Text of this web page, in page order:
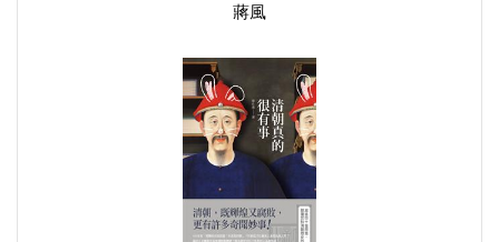
蔣風